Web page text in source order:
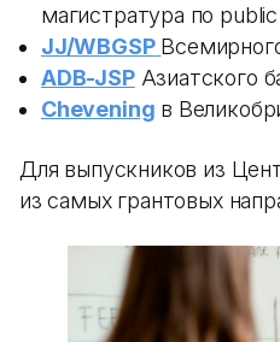
магистратура по
JJ/WBGSP
ADB-JSPАзиатского
Chevening в
Для выпускников из
из самых грантовых